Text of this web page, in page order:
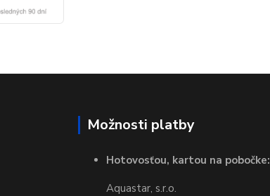
Možnosti platby
Hotovosťou, kartou na pobočke:
Aquastar, s.r.o.